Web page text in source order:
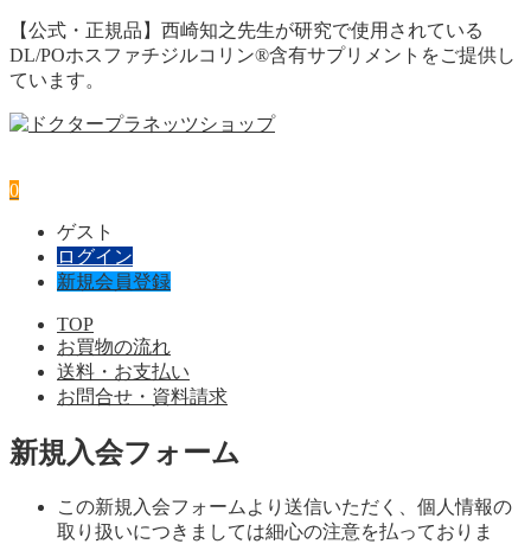
【公式・正規品】西崎知之先生が研究で使用されている
DL/POホスファチジルコリン®含有サプリメントをご提供し
ています。
0
ゲスト
ログイン
新規会員登録
TOP
お買物の流れ
送料・お支払い
お問合せ・資料請求
新規入会フォーム
この新規入会フォームより送信いただく、個人情報の
取り扱いにつきましては細心の注意を払っておりま